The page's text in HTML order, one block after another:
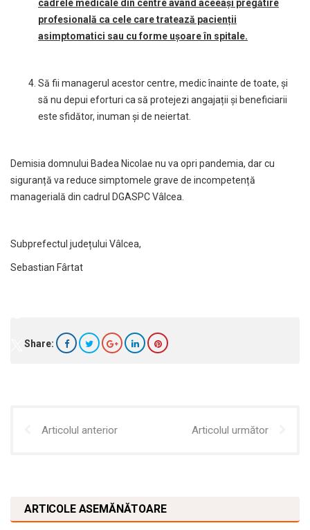
cadrele medicale din centre având aceeași pregătire
profesională ca cele care tratează pacienții
asimptomatici sau cu forme ușoare în spitale.
Să fii managerul acestor centre, medic înainte de toate, și
să nu depui eforturi ca să protejezi angajații și beneficiarii
este sfidător, inuman și de neiertat.
Demisia domnului Badea Nicolae nu va opri pandemia, dar cu
siguranță va reduce simptomele grave de incompetență
managerială din cadrul DGASPC Vâlcea.
Subprefectul județului Vâlcea,
Sebastian Fârtat
Share:
Articolul anterior Articolul următor
ARTICOLE ASEMĂNĂTOARE